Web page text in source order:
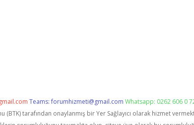
Teams:forumhizmeti@gmail.com Whatsapp: 0262 606 0
(BTK) tarafından onaylanmış bir Yer Sağlayıcı olarak hizmet